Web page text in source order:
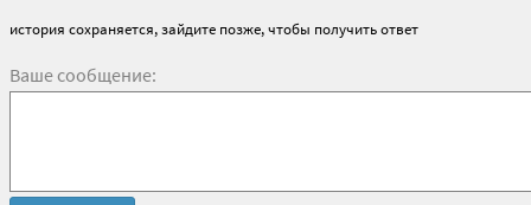
история сохраняется, зайдите позже, чтобы получить ответ
Ваше сообщение: